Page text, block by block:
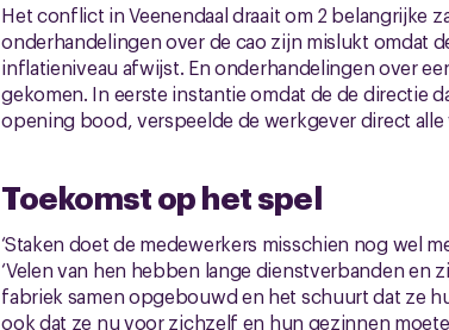
Het conflict in Veenendaal draait om 2 belangrijke
onderhandelingen over de cao zijn mislukt omdat
inflatieniveau afwijst. En onderhandelingen over
gekomen. In eerste instantie omdat de de directie
opening bood, verspeelde de werkgever direct
Toekomst op het spel
‘Staken doet de medewerkers misschien nog wel
‘Velen van hen hebben lange dienstverbanden en
fabriek samen opgebouwd en het schuurt dat ze
ook dat ze nu voor zichzelf en hun gezinnen